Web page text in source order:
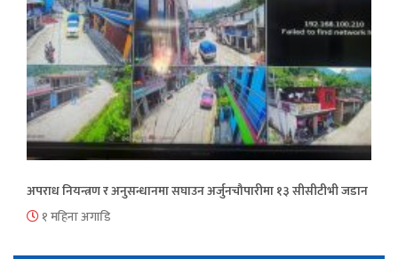
अपराध नियन्त्रण र अनुसन्धानमा सघाउन अर्जुनचौपारीमा १३ सीसीटीभी जडान
१ महिना अगाडि